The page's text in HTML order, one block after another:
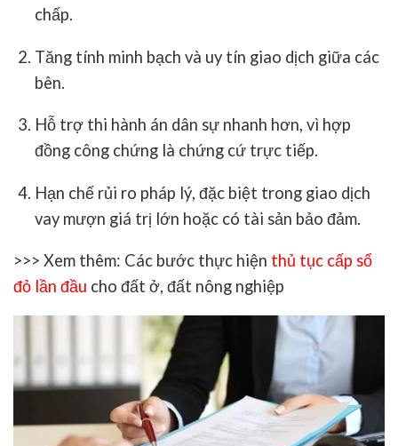
chấp.
Tăng tính minh bạch và uy tín giao dịch giữa các
bên.
Hỗ trợ thi hành án dân sự nhanh hơn, vì hợp
đồng công chứng là chứng cứ trực tiếp.
Hạn chế rủi ro pháp lý, đặc biệt trong giao dịch
vay mượn giá trị lớn hoặc có tài sản bảo đảm.
>>> Xem thêm: Các bước thực hiện thủ tục cấp sổ
đỏ lần đầu cho đất ở, đất nông nghiệp